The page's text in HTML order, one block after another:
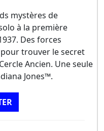
mystères de
à la première
Des forces
trouver le secret
Ancien. Une seule
Jones™.